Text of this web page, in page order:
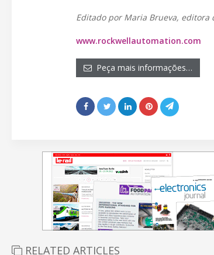
Editado por Maria Brueva,
www.rockwellautomation.com
Peça mais informações…
RELATED ARTICLES